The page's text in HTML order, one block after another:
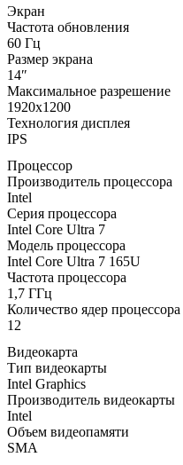
Экран
Частота обновления
60 Гц
Размер экрана
14″
Максимальное разрешение
1920x1200
Технология дисплея
IPS
Процессор
Производитель процессора
Intel
Серия процессора
Intel Core Ultra 7
Модель процессора
Intel Core Ultra 7 165U
Частота процессора
1,7 ГГц
Количество ядер процессора
12
Видеокарта
Тип видеокарты
Intel Graphics
Производитель видеокарты
Intel
Объем видеопамяти
SMA